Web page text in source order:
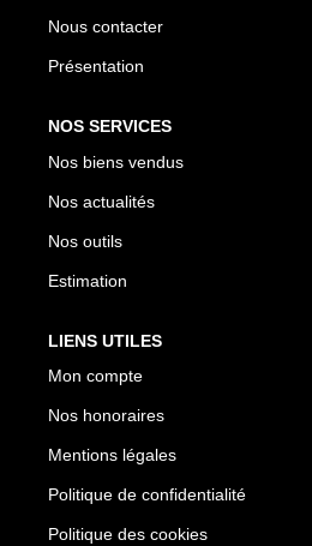
Nous contacter
Présentation
NOS SERVICES
Nos biens vendus
Nos actualités
Nos outils
Estimation
LIENS UTILES
Mon compte
Nos honoraires
Mentions légales
Politique de confidentialité
Politique des cookies